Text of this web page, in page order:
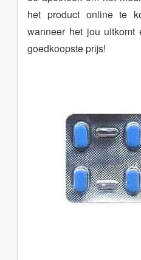
het product online te
wanneer het jou
goedkoopste prijs!